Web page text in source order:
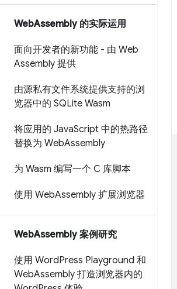
WebAssembly 的实际运用
面向开发者的新功能 - 由 Web
Assembly 提供
由源私有文件系统提供支持的浏
览器中的 SQLite Wasm
将应用的 JavaScript 中的热路径
替换为 WebAssembly
为 Wasm 编写一个 C 库脚本
使用 WebAssembly 扩展浏览器
WebAssembly 案例研究
使用 WordPress Playground 和
WebAssembly 打造浏览器内的